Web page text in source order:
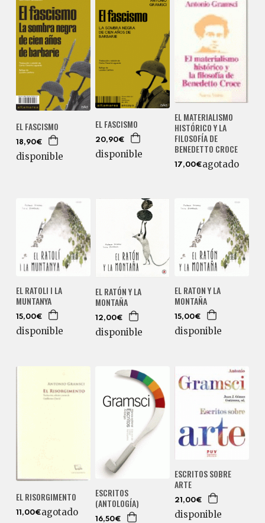
EL FASCISMO
18,90€
disponible
EL FASCISMO
20,90€
disponible
EL MATERIALISMO
HISTÓRICO Y LA
FILOSOFÍA DE
BENEDETTO CROCE
17,00€agotado
EL RATOLI I LA
MUNTANYA
15,00€
disponible
EL RATÓN Y LA
MONTAÑA
12,00€
disponible
EL RATON Y LA
MONTAÑA
15,00€
disponible
EL RISORGIMENTO
11,00€agotado
ESCRITOS
(ANTOLOGÍA)
16,50€
ESCRITOS SOBRE
ARTE
21,00€
disponible